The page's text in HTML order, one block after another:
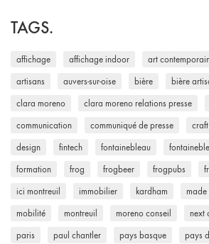
TAGS.
affichage affichage indoor art
artisans auvers-sur-oise bière bière
clara moreno clara moreno relations presse
communication communiqué de presse
design fintech fontainebleau
formation frog frogbeer frogpubs
ici montreuil immobilier kardham made
mobilité montreuil moreno conseil next
paris paul chantler pays basque pays